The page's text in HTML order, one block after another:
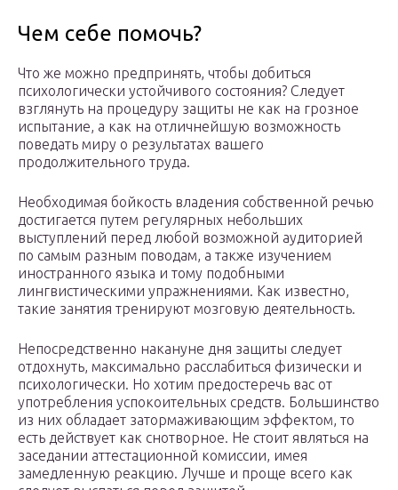
Чем себе помочь?
Что же можно предпринять, чтобы добиться
психологически устойчивого состояния? Следует
взглянуть на процедуру защиты не как на грозное
испытание, а как на отличнейшую возможность
поведать миру о результатах вашего
продолжительного труда.
Необходимая бойкость владения собственной речью
достигается путем регулярных небольших
выступлений перед любой возможной аудиторией
по самым разным поводам, а также изучением
иностранного языка и тому подобными
лингвистическими упражнениями. Как известно,
такие занятия тренируют мозговую деятельность.
Непосредственно накануне дня защиты следует
отдохнуть, максимально расслабиться физически и
психологически. Но хотим предостеречь вас от
употребления успокоительных средств. Большинство
из них обладает затормаживающим эффектом, то
есть действует как снотворное. Не стоит являться на
заседании аттестационной комиссии, имея
замедленную реакцию. Лучше и проще всего как